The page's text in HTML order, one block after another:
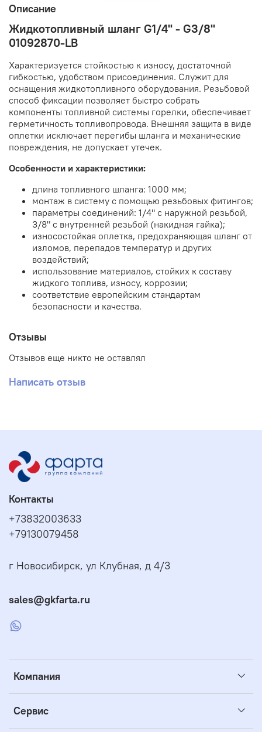
Описание
Жидкотопливный шланг G1/4" - G3/8"
01092870-LB
Характеризуется стойкостью к износу, достаточной
гибкостью, удобством присоединения. Служит для
оснащения жидкотопливного оборудования. Резьбовой
способ фиксации позволяет быстро собрать
компоненты топливной системы горелки, обеспечивает
герметичность топливопровода. Внешняя защита в виде
оплетки исключает перегибы шланга и механические
повреждения, не допускает утечек.
Особенности и характеристики:
длина топливного шланга: 1000 мм;
монтаж в систему с помощью резьбовых фитингов;
параметры соединений: 1/4" с наружной резьбой,
3/8" с внутренней резьбой (накидная гайка);
износостойкая оплетка, предохраняющая шланг от
изломов, перепадов температур и других
воздействий;
использование материалов, стойких к составу
жидкого топлива, износу, коррозии;
соответствие европейским стандартам
безопасности и качества.
Отзывы
Отзывов еще никто не оставлял
Написать отзыв
Компания
Сервис
Контакты
+73832003633
+79130079458
г Новосибирск, ул Клубная, д 4/3
sales@gkfarta.ru